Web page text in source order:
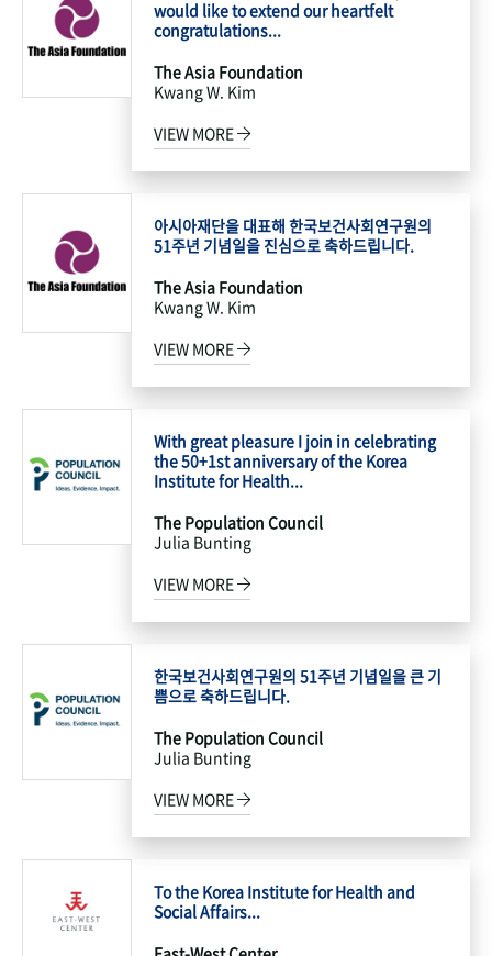
would like to extend our heartfelt
congratulations...
The Asia Foundation
Kwang W. Kim
VIEW MORE
아시아재단을 대표해 한국보건사회연구원의
51주년 기념일을 진심으로 축하드립니다.
The Asia Foundation
Kwang W. Kim
VIEW MORE
With great pleasure I join in celebrating
the 50+1st anniversary of the Korea
Institute for Health...
The Population Council
Julia Bunting
VIEW MORE
한국보건사회연구원의 51주년 기념일을 큰 기
쁨으로 축하드립니다.
The Population Council
Julia Bunting
VIEW MORE
To the Korea Institute for Health and
Social Affairs...